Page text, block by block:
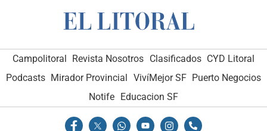
Campolitoral Revista Nosotros Clasificados CYD Litoral
Podcasts Mirador Provincial VivíMejor SF Puerto Negocios
Notife Educacion SF